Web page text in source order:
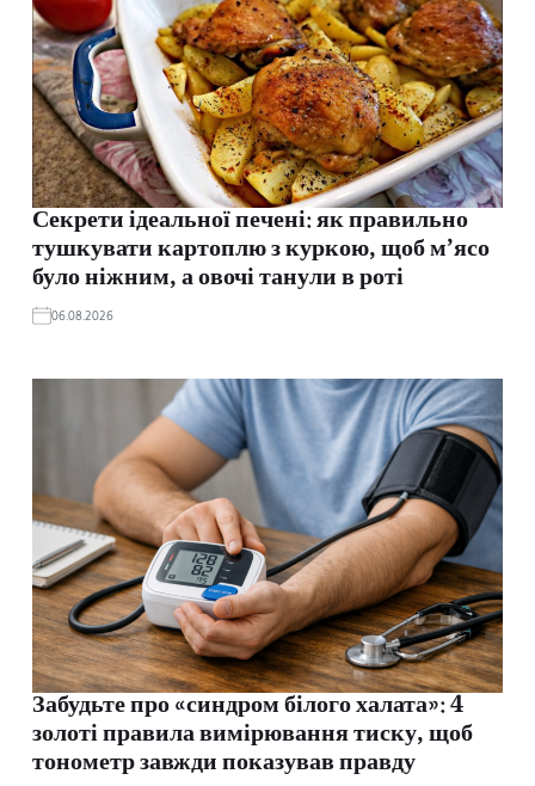
Секрети ідеальної печені: як правильно
тушкувати картоплю з куркою, щоб м’ясо
було ніжним, а овочі танули в роті
06.08.2026
Забудьте про «синдром білого халата»: 4
золоті правила вимірювання тиску, щоб
тонометр завжди показував правду